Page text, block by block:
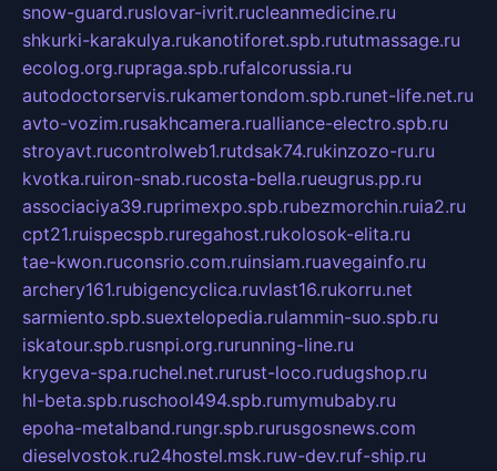
snow-guard.ruslovar-ivrit.rucleanmedicine.ru
shkurki-karakulya.rukanotiforet.spb.rututmassage.ru
ecolog.org.rupraga.spb.rufalcorussia.ru
autodoctorservis.rukamertondom.spb.runet-life.net.ru
avto-vozim.rusakhcamera.rualliance-electro.spb.ru
stroyavt.rucontrolweb1.rutdsak74.rukinzozo-ru.ru
kvotka.ruiron-snab.rucosta-bella.rueugrus.pp.ru
associaciya39.ruprimexpo.spb.rubezmorchin.ruia2.ru
cpt21.ruispecspb.ruregahost.rukolosok-elita.ru
tae-kwon.ruconsrio.com.ruinsiam.ruavegainfo.ru
archery161.rubigencyclica.ruvlast16.rukorru.net
sarmiento.spb.suextelopedia.rulammin-suo.spb.ru
iskatour.spb.rusnpi.org.rurunning-line.ru
krygeva-spa.ruchel.net.rurust-loco.rudugshop.ru
hl-beta.spb.ruschool494.spb.rumymubaby.ru
epoha-metalband.rungr.spb.rurusgosnews.com
dieselvostok.ru24hostel.msk.ruw-dev.ruf-ship.ru